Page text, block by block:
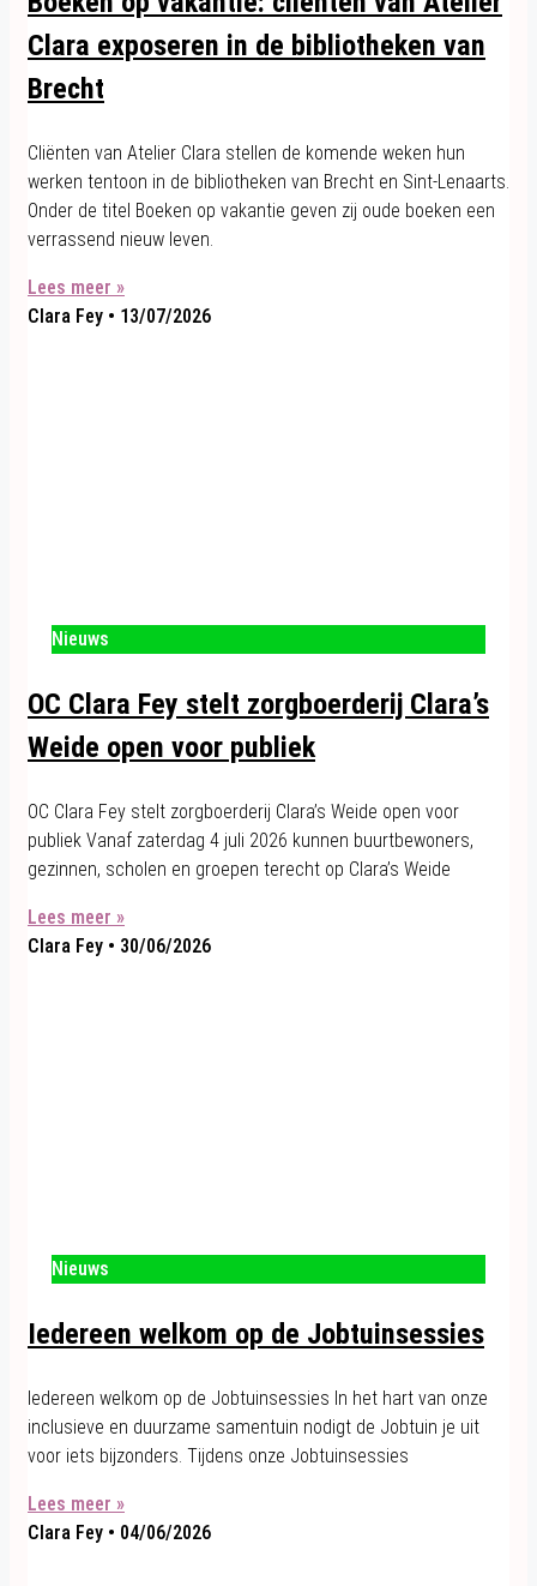
Clara exposeren in de bibliotheken van
Brecht
Cliënten van Atelier Clara stellen de komende weken hun
werken tentoon in de bibliotheken van Brecht en Sint-Lenaarts.
Onder de titel Boeken op vakantie geven zij oude boeken een
verrassend nieuw leven.
Lees meer »
Clara Fey
13/07/2026
Nieuws
OC Clara Fey stelt zorgboerderij Clara’s
Weide open voor publiek
OC Clara Fey stelt zorgboerderij Clara’s Weide open voor
publiek Vanaf zaterdag 4 juli 2026 kunnen buurtbewoners,
gezinnen, scholen en groepen terecht op Clara’s Weide
Lees meer »
Clara Fey
30/06/2026
Nieuws
Iedereen welkom op de Jobtuinsessies
Iedereen welkom op de Jobtuinsessies In het hart van onze
inclusieve en duurzame samentuin nodigt de Jobtuin je uit
voor iets bijzonders. Tijdens onze Jobtuinsessies
Lees meer »
Clara Fey
04/06/2026